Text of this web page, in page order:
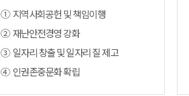
① 지역사회공헌 및 책임이행
② 재난안전경영 강화
③ 일자리 창출 및 일자리 질 제고
④ 인권존중문화 확립